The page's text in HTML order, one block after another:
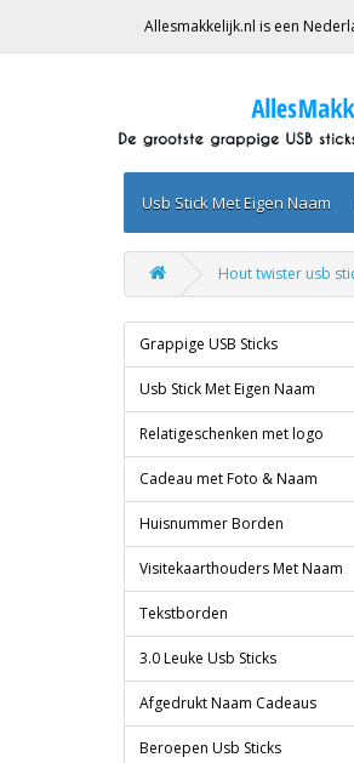
Allesmakkelijk.nl is een
Usb Stick Met Eigen Naam
Hout twister usb
Grappige USB Sticks
Usb Stick Met Eigen Naam
Relatigeschenken met logo
Cadeau met Foto & Naam
Huisnummer Borden
Visitekaarthouders Met Naam
Tekstborden
3.0 Leuke Usb Sticks
Afgedrukt Naam Cadeaus
Beroepen Usb Sticks